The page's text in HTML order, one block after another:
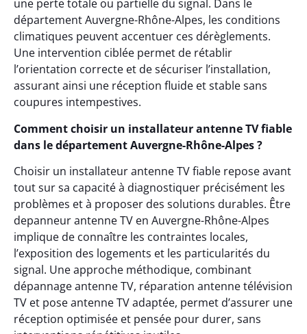
une perte totale ou partielle du signal. Dans le
département Auvergne-Rhône-Alpes, les conditions
climatiques peuvent accentuer ces dérèglements.
Une intervention ciblée permet de rétablir
l’orientation correcte et de sécuriser l’installation,
assurant ainsi une réception fluide et stable sans
coupures intempestives.
Comment choisir un installateur antenne TV fiable
dans le département Auvergne-Rhône-Alpes ?
Choisir un installateur antenne TV fiable repose avant
tout sur sa capacité à diagnostiquer précisément les
problèmes et à proposer des solutions durables. Être
depanneur antenne TV en Auvergne-Rhône-Alpes
implique de connaître les contraintes locales,
l’exposition des logements et les particularités du
signal. Une approche méthodique, combinant
dépannage antenne TV, réparation antenne télévision
TV et pose antenne TV adaptée, permet d’assurer une
réception optimisée et pensée pour durer, sans